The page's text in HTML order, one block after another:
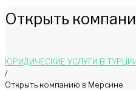
Открыть
ЮРИДИЧЕСКИЕ УСЛУГИ В
/
Открыть компанию в Мерсине